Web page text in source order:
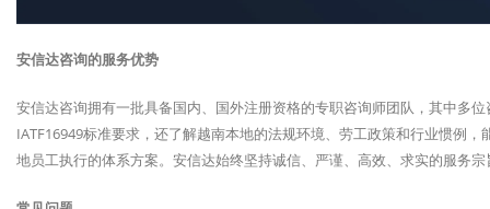
安信达咨询的服务优势
安信达咨询拥有一批具备国内、国外注册资格的专职咨询师团队，其中多
IATF16949标准要求，还了解越南本地的法规环境、劳工政策和行业惯例
地员工执行的体系方案。安信达始终坚持诚信、严谨、高效、求实的服务宗